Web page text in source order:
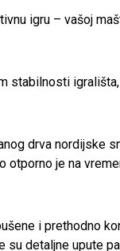
igru – vašoj
stabilnosti
drva nordijske
je na
i prethodno
detaljne upute